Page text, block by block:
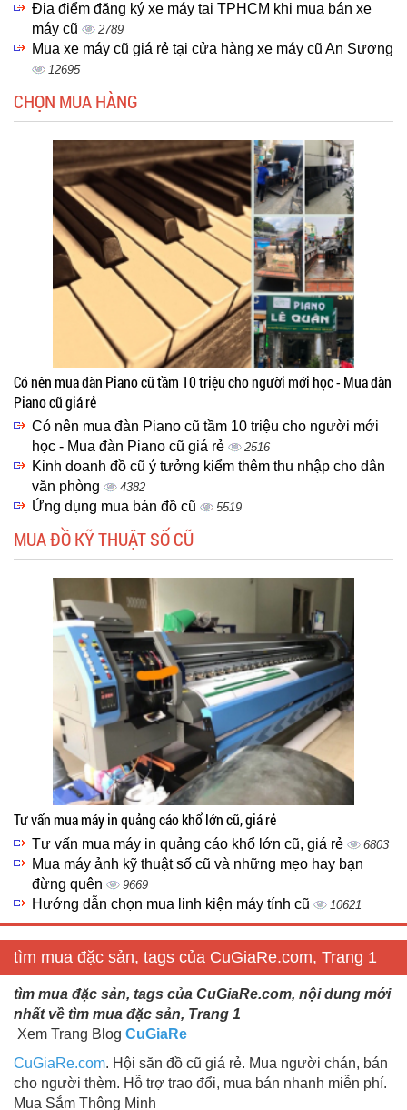
Địa điểm đăng ký xe máy tại TPHCM khi mua bán xe
máy cũ
2789
Mua xe máy cũ giá rẻ tại cửa hàng xe máy cũ An Sương
12695
CHỌN MUA HÀNG
Có nên mua đàn Piano cũ tầm 10 triệu cho người mới học - Mua đàn
Piano cũ giá rẻ
Có nên mua đàn Piano cũ tầm 10 triệu cho người mới
học - Mua đàn Piano cũ giá rẻ
2516
Kinh doanh đồ cũ ý tưởng kiểm thêm thu nhập cho dân
văn phòng
4382
Ứng dụng mua bán đồ cũ 5519
MUA ĐỒ KỸ THUẬT SỐ CŨ
Tư vấn mua máy in quảng cáo khổ lớn cũ, giá rẻ
Tư vấn mua máy in quảng cáo khổ lớn cũ, giá rẻ 6803
Mua máy ảnh kỹ thuật số cũ và những mẹo hay bạn
đừng quên
9669
Hướng dẫn chọn mua linh kiện máy tính cũ 10621
tìm mua đặc sản, tags của CuGiaRe.com, Trang 1
tìm mua đặc sản, tags của CuGiaRe.com, nội dung mới
nhất về tìm mua đặc sản, Trang 1
Xem Trang Blog CuGiaRe
CuGiaRe.com. Hội săn đồ cũ giá rẻ. Mua người chán, bán
cho người thèm. Hỗ trợ trao đổi, mua bán nhanh miễn phí.
Mua Sắm Thông Minh